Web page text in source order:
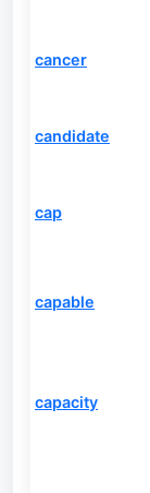
cancer
candidate
cap
capable
capacity